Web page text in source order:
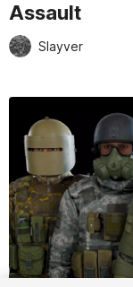
Assault
Slayver